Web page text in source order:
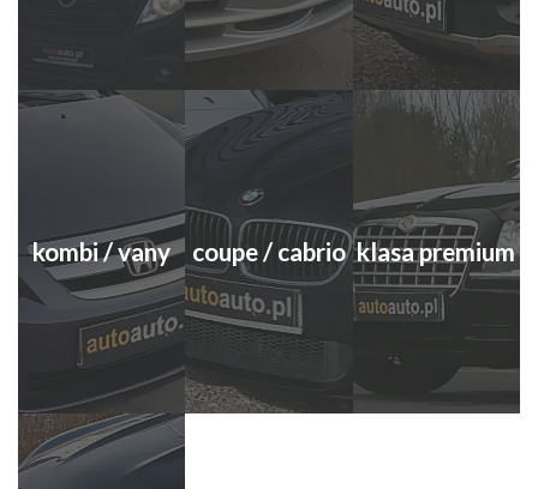
kombi / vany coupe / cabrio klasa premium